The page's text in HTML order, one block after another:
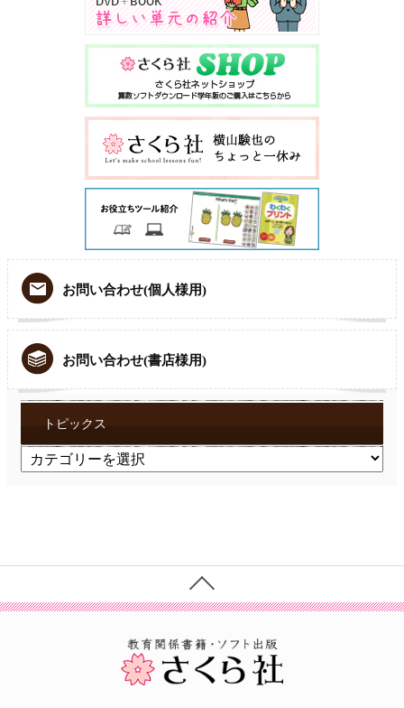
お問い合わせ(個人様用)
お問い合わせ(書店様用)
トピックス
ト